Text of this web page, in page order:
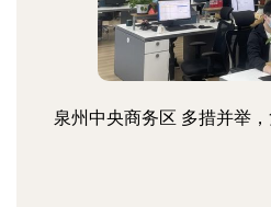
泉州中央商务区 多措并举